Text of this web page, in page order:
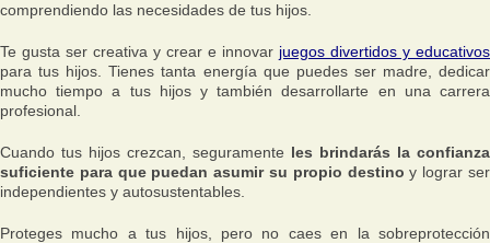
comprendiendo las necesidades de tus hijos.
Te gusta ser creativa y crear e innovar juegos divertidos y educativos
para tus hijos. Tienes tanta energía que puedes ser madre, dedicar
mucho tiempo a tus hijos y también desarrollarte en una carrera
profesional.
Cuando tus hijos crezcan, seguramente les brindarás la confianza
suficiente para que puedan asumir su propio destino y lograr ser
independientes y autosustentables.
Proteges mucho a tus hijos, pero no caes en la sobreprotección